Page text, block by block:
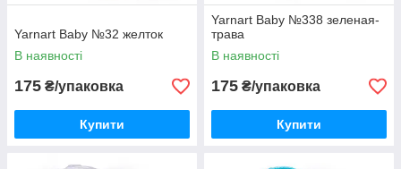
Yarnart Baby №32 желток
В наявності
175 ₴/упаковка
Купити
Yarnart Baby №338 зеленая-
трава
В наявності
175 ₴/упаковка
Купити